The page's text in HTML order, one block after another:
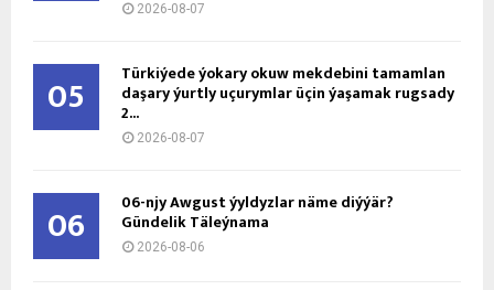
2026-08-07
05 Türkiýede ýokary okuw mekdebini tamamlan
daşary ýurtly uçurymlar üçin ýaşamak rugsady
2...
2026-08-07
06 06-njy Awgust ýyldyzlar näme diýýär?
Gündelik Täleýnama
2026-08-06